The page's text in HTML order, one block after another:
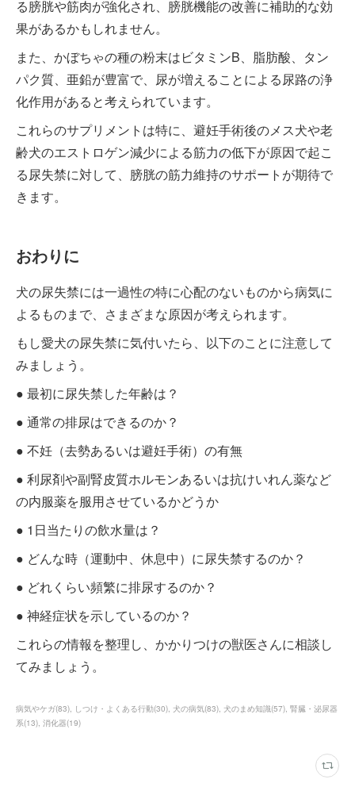
る膀胱や筋肉が強化され、膀胱機能の改善に補助的な効
果があるかもしれません。
また、かぼちゃの種の粉末はビタミンB、脂肪酸、タン
パク質、亜鉛が豊富で、尿が増えることによる尿路の浄
化作用があると考えられています。
これらのサプリメントは特に、避妊手術後のメス犬や老
齢犬のエストロゲン減少による筋力の低下が原因で起こ
る尿失禁に対して、膀胱の筋力維持のサポートが期待で
きます。
おわりに
犬の尿失禁には一過性の特に心配のないものから病気に
よるものまで、さまざまな原因が考えられます。
もし愛犬の尿失禁に気付いたら、以下のことに注意して
みましょう。
● 最初に尿失禁した年齢は？
● 通常の排尿はできるのか？
● 不妊（去勢あるいは避妊手術）の有無
● 利尿剤や副腎皮質ホルモンあるいは抗けいれん薬など
の内服薬を服用させているかどうか
● 1日当たりの飲水量は？
● どんな時（運動中、休息中）に尿失禁するのか？
● どれくらい頻繁に排尿するのか？
● 神経症状を示しているのか？
これらの情報を整理し、かかりつけの獣医さんに相談し
てみましょう。
病気やケガ(83) しつけ・よくある行動(30) 犬の病気(83) 犬のまめ知識(57) 腎臓・泌尿器
系(13) 消化器(19)